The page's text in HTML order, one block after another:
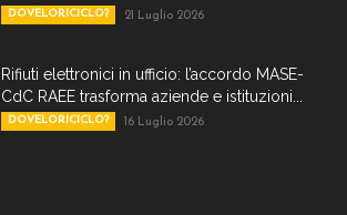
DOVELORICICLO? 21 Luglio 2026
Rifiuti elettronici in ufficio: l’accordo MASE-
CdC RAEE trasforma aziende e istituzioni...
DOVELORICICLO? 16 Luglio 2026